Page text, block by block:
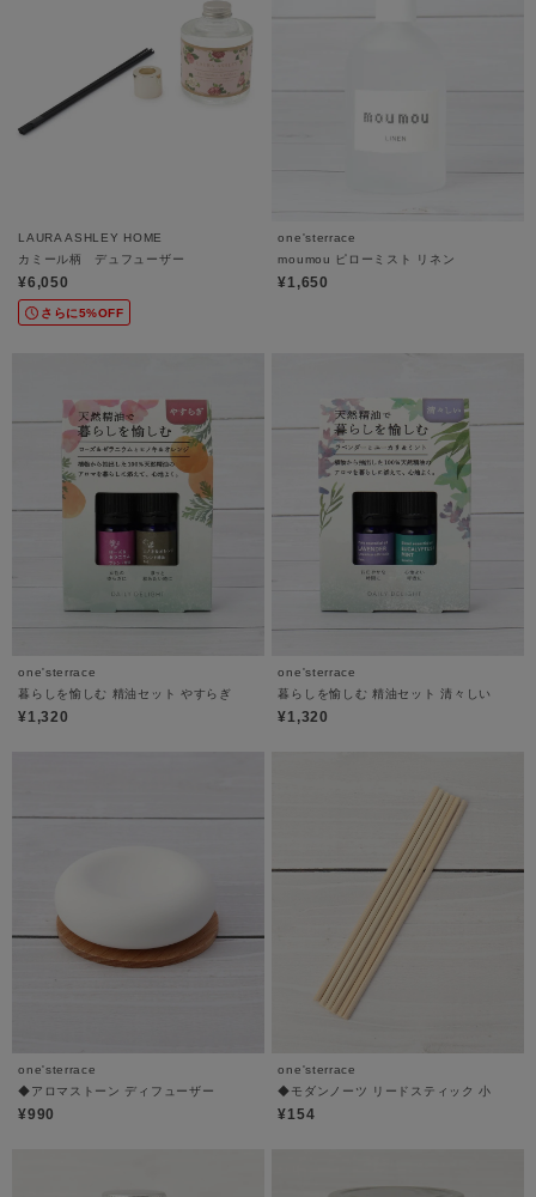
LAURA ASHLEY HOME
カミール柄 デュフューザー
¥6,050
さらに5%OFF
one'sterrace
moumou ピローミスト リネン
¥1,650
one'sterrace
暮らしを愉しむ 精油セット やすらぎ
¥1,320
one'sterrace
暮らしを愉しむ 精油セット 清々しい
¥1,320
one'sterrace
◆アロマストーン ディフューザー
¥990
one'sterrace
◆モダンノーツ リードスティック 小
¥154